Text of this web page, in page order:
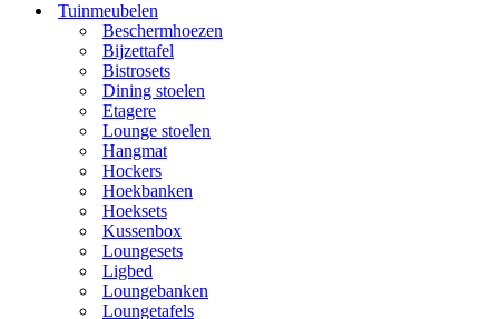
Tuinmeubelen
Beschermhoezen
Bijzettafel
Bistrosets
Dining stoelen
Etagere
Lounge stoelen
Hangmat
Hockers
Hoekbanken
Hoeksets
Kussenbox
Loungesets
Ligbed
Loungebanken
Loungetafels